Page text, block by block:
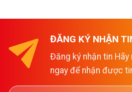
ĐĂNG KÝ NHẬN
Đăng ký nhận tin Hãy
ngay để nhận được